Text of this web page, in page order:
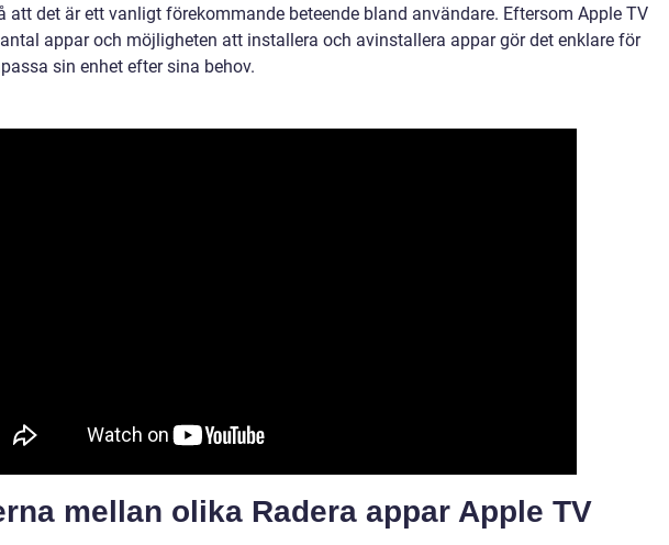
att det är ett vanligt förekommande beteende bland användare. Eftersom Apple TV
appar och möjligheten att installera och avinstallera appar gör det enklare för
sin enhet efter sina behov.
mellan olika Radera appar Apple TV